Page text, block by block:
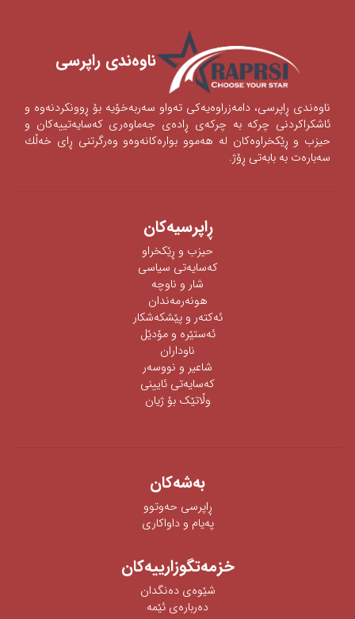
ناوه‌ندی ‌راپرسی
ناوه‌ندی‌ ڕاپرسی‌، دامه‌زراوه‌یه‌كی‌ ته‌واو سه‌ربه‌خۆیه‌ بۆ ڕوونكردنه‌وه‌ و
ئاشكراكردنی‌‌ چركه‌ به‌ چركه‌ی‌ ڕاده‌ی‌ جه‌ماوه‌ری‌ كه‌سایه‌تییه‌كان و
حیزب و ڕێكخراوه‌كان له‌ هه‌موو بواره‌كانه‌وه‌‌‌و وه‌رگرتنی‌ ڕای‌ خه‌ڵك
سه‌باره‌ت به‌ بابه‌تی‌ ڕۆژ.
ڕاپرسیه‌كان
حیزب و ڕێکخراو
كەسایەتی سیاسی
شار و ناوچە
هونەرمەندان
ئه‌كته‌ر‌ و پێشكه‌شكار
ئه‌ستێره‌ و مۆدێل
ناوداران
شاعیر و نووسەر
كەسایەتی ئایینی
وڵاتێک بۆ ژیان
به‌شه‌كان
ڕاپرسی‌ حه‌وتوو
په‌یام و داواكاری‌
خزمەتگوزارییەکان
شێوه‌ی‌ ده‌نگدان
دەربارەی ئێمە